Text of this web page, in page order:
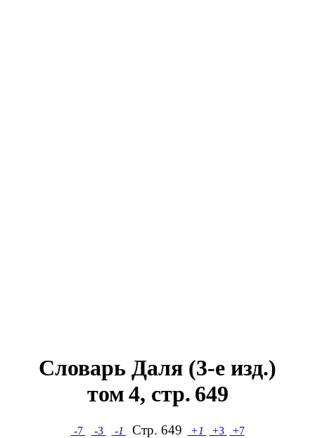
Словарь Даля (3-е изд.)
том 4, стр. 649
-7 -3 -1 Cтр. 649 +1 +3 +7